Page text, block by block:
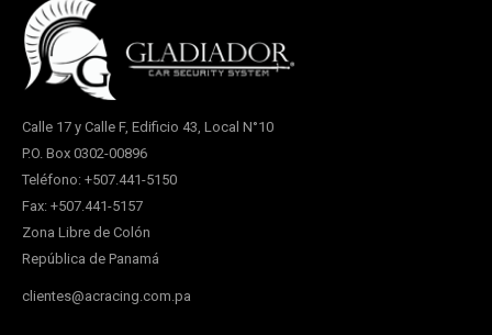
Calle 17 y Calle F, Edificio 43, Local N°10
P.O. Box 0302-00896
Teléfono: +507.441-5150
Fax: +507.441-5157
Zona Libre de Colón
República de Panamá
clientes@acracing.com.pa